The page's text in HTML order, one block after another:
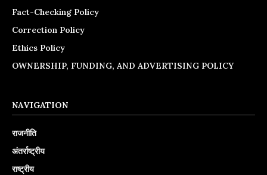
Fact-Checking Policy
Correction Policy
Ethics Policy
OWNERSHIP, FUNDING, AND ADVERTISING POLICY
NAVIGATION
राजनीति
अंतर्राष्ट्रीय
राष्ट्रीय